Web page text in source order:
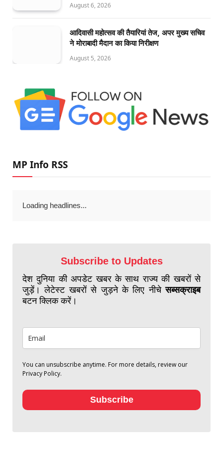
August 6, 2026
आदिवासी महोत्सव की तैयारियां तेज, अपर मुख्य सचिव
ने मोराबादी मैदान का किया निरीक्षण
August 5, 2026
MP Info RSS
Loading headlines...
Subscribe to Updates
देश दुनिया की अपडेट खबर के साथ राज्य की खबरों से
जुड़ें। लेटेस्ट खबरों से जुड़ने के लिए नीचेसब्सक्राइब
बटन क्लिक करें।
You can unsubscribe anytime. For more details, review our
Privacy Policy.
Subscribe